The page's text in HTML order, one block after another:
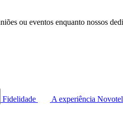
ou eventos enquanto nossos
Fidelidade A experiência Novotel